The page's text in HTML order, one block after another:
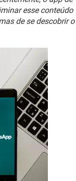
esse conteúdo
de se descobrir o